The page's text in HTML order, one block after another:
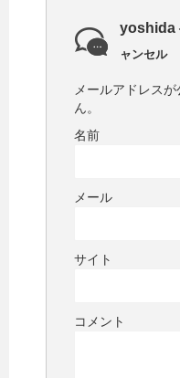
yoshida
ャンセル
メールアドレス
ん。
名前
メール
サイト
コメント